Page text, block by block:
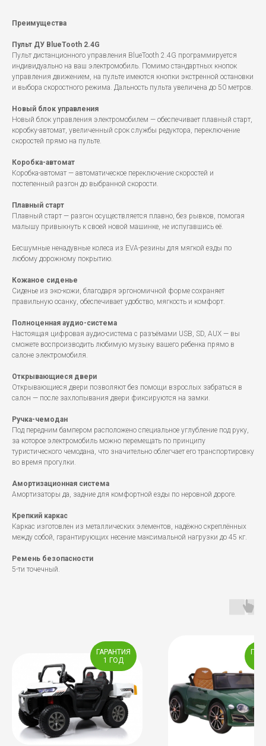
Преимущества
Пульт ДУ BlueTooth 2.4G
Пульт дистанционного управления BlueTooth 2.4G программируется
индивидуально на ваш электромобиль. Помимо стандартных кнопок
управления движением, на пульте имеются кнопки экстренной остановки
и выбора скоростного режима. Дальность пульта увеличена до 50 метров.
Новый блок управления
Новый блок управления электромобилем — обеспечивает плавный старт,
коробку-автомат, увеличенный срок службы редуктора, переключение
скоростей прямо на пульте.
Коробка-автомат
Коробка-автомат — автоматическое переключение скоростей и
постепенный разгон до выбранной скорости.
Плавный старт
Плавный старт — разгон осуществляется плавно, без рывков, помогая
малышу привыкнуть к своей новой машинке, не испугавшись её.
Бесшумные ненадувные колеса из EVA-резины для мягкой езды по
любому дорожному покрытию.
Кожаное сиденье
Сиденье из эко-кожи, благодаря эргономичной форме сохраняет
правильную осанку, обеспечивает удобство, мягкость и комфорт.
Полноценная аудио-система
Настоящая цифровая аудио-система с разъёмами USB, SD, AUX — вы
сможете воспроизводить любимую музыку вашего ребенка прямо в
салоне электромобиля.
Открывающиеся двери
Открывающиеся двери позволяют без помощи взрослых забраться в
салон — после захлопывания двери фиксируются на замки.
Ручка-чемодан
Под передним бампером расположено специальное углубление под руку,
за которое электромобиль можно перемещать по принципу
туристического чемодана, что значительно облегчает его транспортировку
во время прогулки.
Амортизационная система
Амортизаторы да, задние для комфортной езды по неровной дороге.
Крепкий каркас
Каркас изготовлен из металлических элементов, надёжно скреплённых
между собой, гарантирующих несение максимальной нагрузки до 45 кг.
Ремень безопасности
5-ти точечный.
ГАРАНТИЯ
1 ГОД